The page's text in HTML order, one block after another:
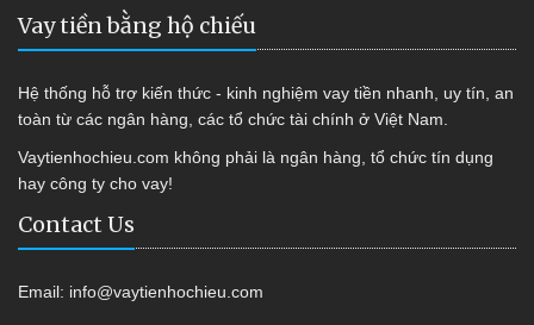
Vay tiền bằng hộ chiếu
Hệ thống hỗ trợ kiến thức - kinh nghiệm vay tiền nhanh, uy tín, an
toàn từ các ngân hàng, các tổ chức tài chính ở Việt Nam.
Vaytienhochieu.com không phải là ngân hàng, tổ chức tín dụng
hay công ty cho vay!
Contact Us
Email: info@vaytienhochieu.com